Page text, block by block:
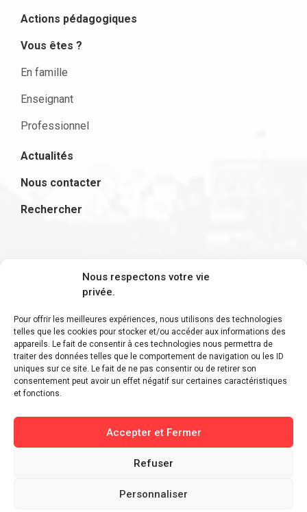
Nous respectons votre vie
privée.
Pour offrir les meilleures expériences, nous utilisons des technologies
telles que les cookies pour stocker et/ou accéder aux informations des
appareils. Le fait de consentir à ces technologies nous permettra de
traiter des données telles que le comportement de navigation ou les ID
uniques sur ce site. Le fait de ne pas consentir ou de retirer son
consentement peut avoir un effet négatif sur certaines caractéristiques
et fonctions.
Accepter et Fermer
Refuser
Personnaliser
Actions pédagogiques
Vous êtes ?
En famille
Enseignant
Professionnel
Actualités
Nous contacter
Rechercher
S'inscrire à la newsletter
Restez informé des derniers ajouts et des
dernières actualités !